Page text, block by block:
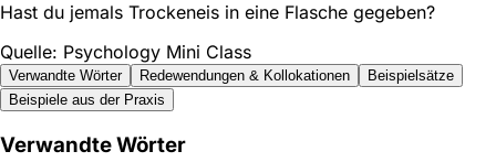
Hast du jemals Trockeneis in eine Flasche gegeben?
Quelle: Psychology Mini Class
Verwandte Wörter Redewendungen & Kollokationen
Beispielsätze
Beispiele aus der Praxis
Verwandte Wörter